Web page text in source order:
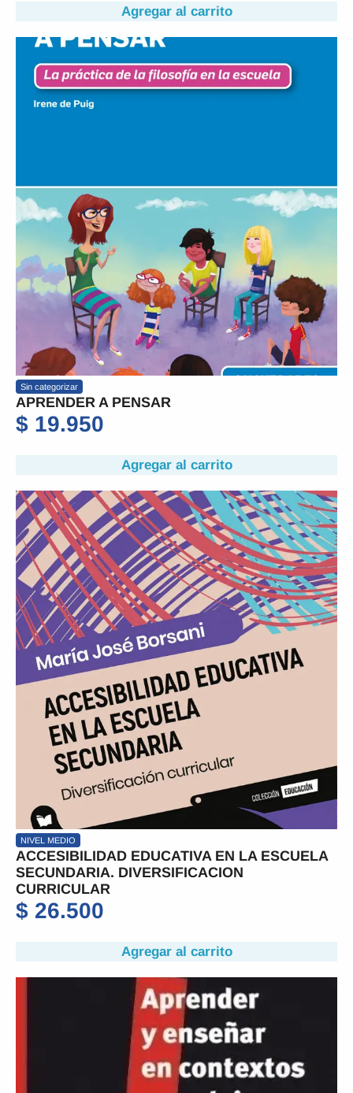
Agregar al carrito
Sin categorizar
APRENDER A PENSAR
$ 19.950
Agregar al carrito
NIVEL MEDIO
ACCESIBILIDAD EDUCATIVA EN LA ESCUELA
SECUNDARIA. DIVERSIFICACION
CURRICULAR
$ 26.500
Agregar al carrito